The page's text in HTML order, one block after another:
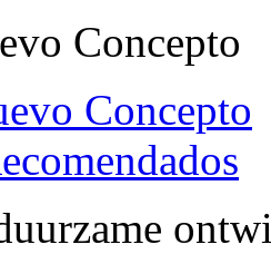
Concepto
Concepto